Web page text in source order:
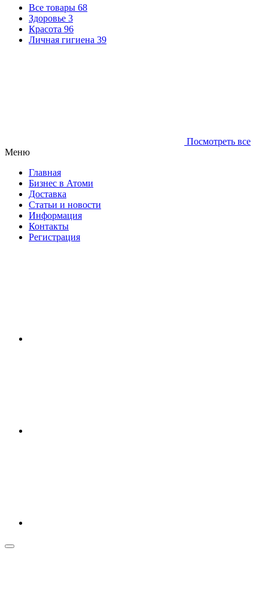
Все товары 68
Здоровье 3
Красота 96
Личная гигиена 39
Посмотреть все
Меню
Главная
Бизнес в Атоми
Доставка
Статьи и новости
Информация
Контакты
Регистрация